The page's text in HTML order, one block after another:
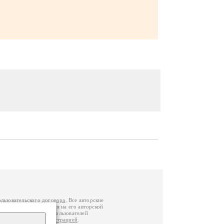
договора
. Все авторские
вы можете обратиться на его авторской
Федерации. Данные пользователей
связаться с администрацией